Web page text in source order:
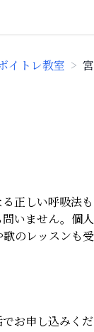
イトレ教室 >
正しい呼吸法
いません。個
のレッスンも
お申し込みく